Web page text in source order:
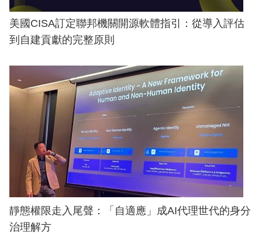
美國CISA訂定聯邦機關開源軟體指引：從導入評估
到自建貢獻的完整原則
靜態權限走入尾聲：「自適應」成AI代理世代的身分
治理解方